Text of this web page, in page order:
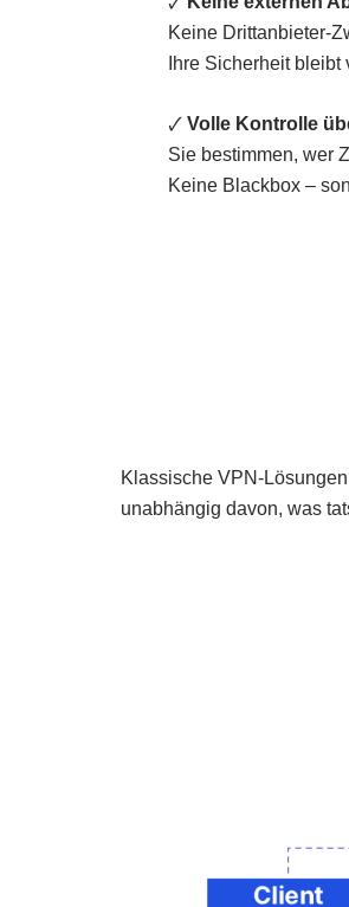
Keine Drittanbieter-
Ihre Sicherheit
🗸 Volle Kontrolle
Sie bestimmen, wer
Keine Blackbox –
Klassische VPN-
unabhängig davon, was